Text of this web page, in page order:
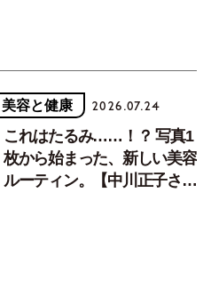
美容と健康 2026.07.24
これはたるみ……！？ 写真1
枚から始まった、新しい美容
ルーティン。【中川正子さん